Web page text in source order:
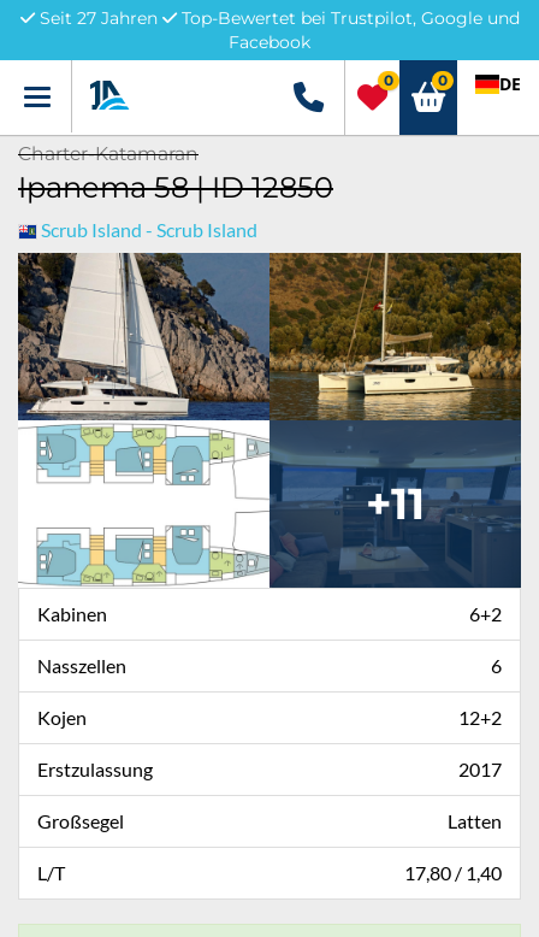
Seit 27 Jahren
Top-Bewertet bei Trustpilot, Google und
Facebook
Menü +49 5741 3222690
0 0 DE
Charter-Katamaran
Ipanema 58 | ID 12850
Scrub Island - Scrub Island
+11
Kabinen 6+2
Nasszellen 6
Kojen 12+2
Erstzulassung 2017
Großsegel Latten
L/T 17,80 / 1,40